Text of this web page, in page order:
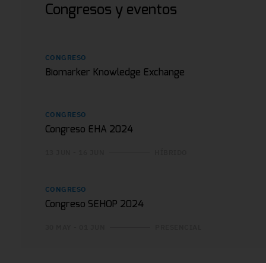
Congresos y eventos
CONGRESO
Biomarker Knowledge Exchange
CONGRESO
Congreso EHA 2024
CONGRESO
Congreso SEHOP 2024